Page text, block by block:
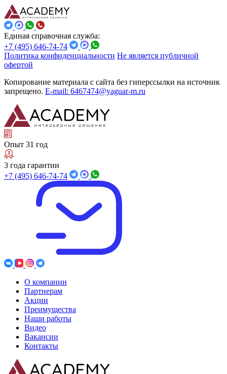
Единая справочная служба:
+7 (495) 646-74-74
Политика конфиденциальности Не является публичной
офертой
Копирование материала с сайта без гиперссылки на источник
запрещено. E-mail: 6467474@yaguar-m.ru
Опыт 31 год
3 года гарантии
+7 (495) 646-74-74
О компании
Партнерам
Акции
Преимущества
Наши работы
Видео
Вакансии
Контакты